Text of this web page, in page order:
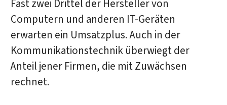
Fast zwei Drittel der Hersteller von
Computern und anderen IT-Geräten
erwarten ein Umsatzplus. Auch in der
Kommunikationstechnik überwiegt der
Anteil jener Firmen, die mit Zuwächsen
rechnet.